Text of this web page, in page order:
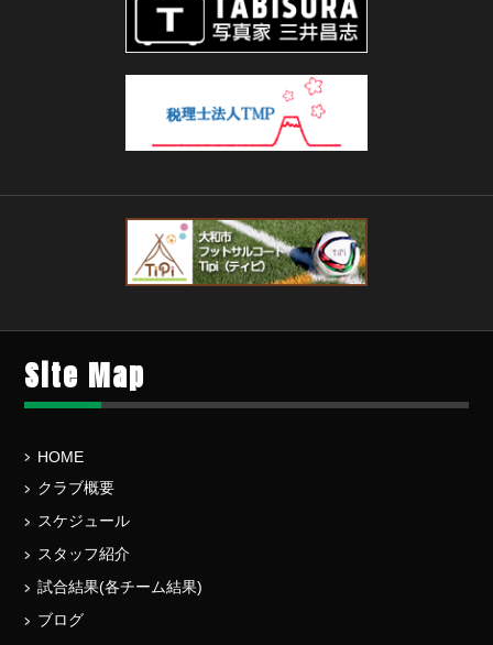
Site Map
HOME
クラブ概要
スケジュール
スタッフ紹介
試合結果(各チーム結果)
ブログ